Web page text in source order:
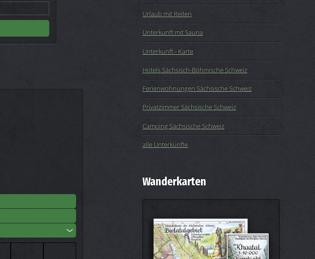
Urlaub mit Reiten
Unterkunft mit Sauna
Unterkunft - Karte
Hotels Sächsisch-Böhmische Schweiz
Ferienwohnungen Sächsische Schweiz
Privatzimmer Sächsische Schweiz
Camping Sächsische Schweiz
alle Unterkünfte
Wanderkarten